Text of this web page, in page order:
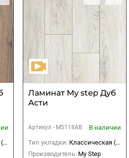
Ламинат My step Дуб
Асти
Артикул - MS118AB
В наличии
Тип укладки: Классическая (прямая)
Производитель: My Step